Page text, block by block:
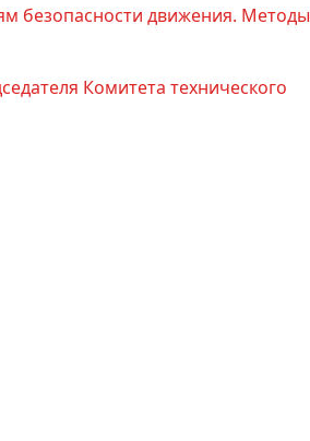
безопасности движения. Методы
Комитета технического